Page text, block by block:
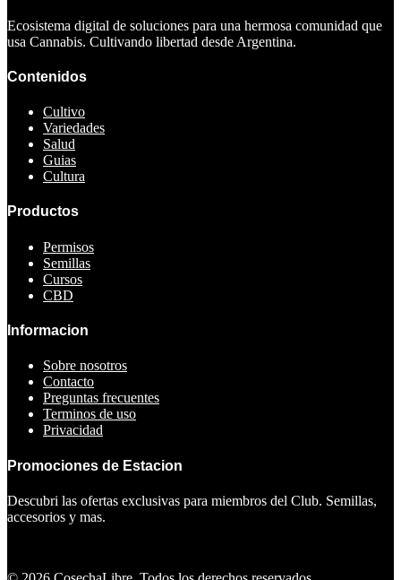
Ecosistema digital de soluciones para una hermosa comunidad que
usa Cannabis. Cultivando libertad desde Argentina.
Contenidos
Cultivo
Variedades
Salud
Guias
Cultura
Productos
Permisos
Semillas
Cursos
CBD
Informacion
Sobre nosotros
Contacto
Preguntas frecuentes
Terminos de uso
Privacidad
Promociones de Estacion
Descubri las ofertas exclusivas para miembros del Club. Semillas,
accesorios y mas.